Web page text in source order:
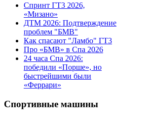
Спринт ГТ3 2026,
«Мизано»
ДТМ 2026: Подтверждение
проблем "БМВ"
Как спасают "Ламбо" ГТ3
Про «БМВ» в Спа 2026
24 часа Спа 2026:
победили «Порше», но
быстрейшими были
«Феррари»
Спортивные машины